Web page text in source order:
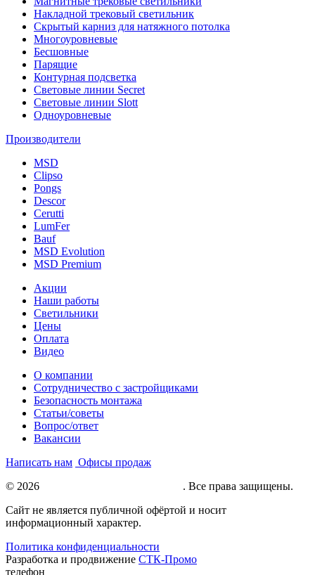
Накладной трековый светильник
Скрытый карниз для натяжного потолка
Многоуровневые
Бесшовные
Парящие
Контурная подсветка
Световые линии Secret
Световые линии Slott
Одноуровневые
Производители
MSD
Clipso
Pongs
Descor
Cerutti
LumFer
Bauf
MSD Evolution
MSD Premium
Акции
Наши работы
Светильники
Цены
Оплата
Видео
О компании
Сотрудничество с застройщиками
Безопасность монтажа
Статьи/советы
Вопрос/ответ
Вакансии
Написать нам Офисы продаж
© 2026
. Все права защищены.
Сайт не является публичной офёртой и носит
информационный характер.
Политика конфиденциальности
Разработка и продвижение СТК-Промо
телефон